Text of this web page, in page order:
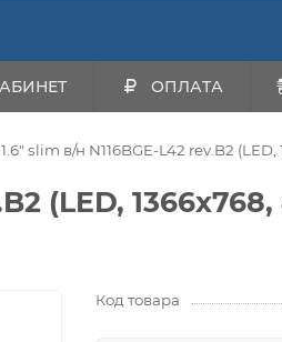
ОПЛАТА
slim в/н N116BGE-L42 rev.B2
(LED,
Код товара